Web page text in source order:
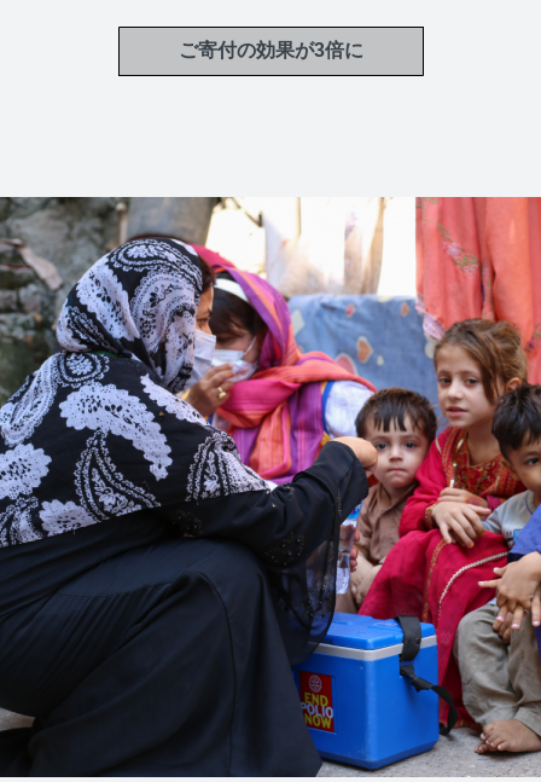
ご寄付の効果が3倍に